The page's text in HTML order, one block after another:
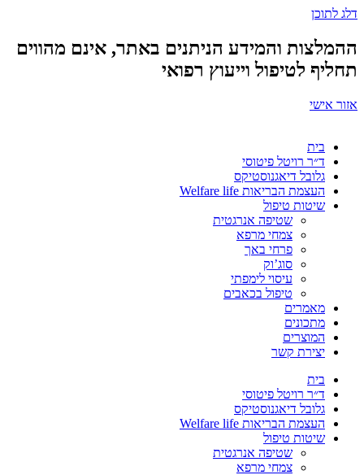
דלג לתוכן
ההמלצות והמידע הניתנים באתר, אינם מהווים
תחליף לטיפול וייעוץ רפואי
אזור אישי
בית
ד״ר רויטל פיטוסי
גלובל דיאגנוסטיקס
העצמת הבריאות Welfare life
שיטות טיפול
שטיפה אנרגטית
צמחי מרפא
פרחי באך
סוג’וק
עיסוי לימפתי
טיפול בכאבים
מאמרים
מתכונים
המוצרים
יצירת קשר
בית
ד״ר רויטל פיטוסי
גלובל דיאגנוסטיקס
העצמת הבריאות Welfare life
שיטות טיפול
שטיפה אנרגטית
צמחי מרפא